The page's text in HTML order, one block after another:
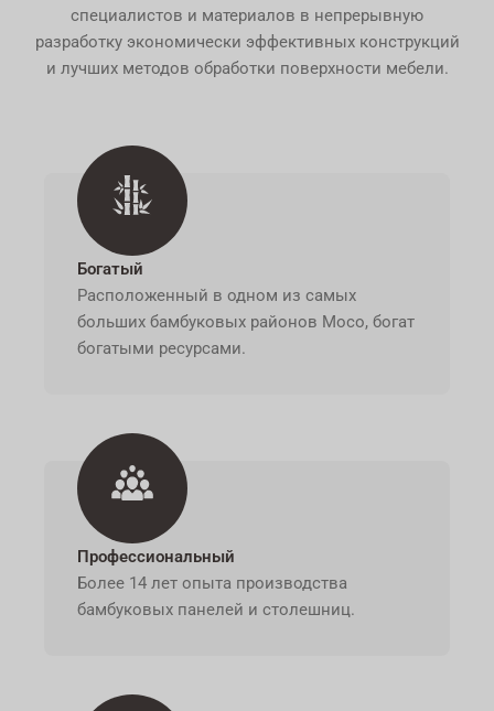
специалистов и материалов в непрерывную
разработку экономически эффективных конструкций
и лучших методов обработки поверхности мебели.
Богатый
Расположенный в одном из самых
больших бамбуковых районов Мосо, богат
богатыми ресурсами.
Профессиональный
Более 14 лет опыта производства
бамбуковых панелей и столешниц.